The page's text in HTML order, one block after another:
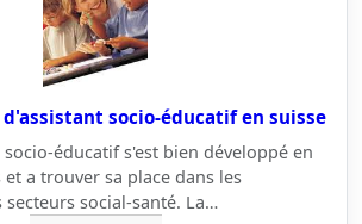
socio-éducatif en suisse
socio-éducatif s'est bien développé en
a trouver sa place dans les
social-santé. La…